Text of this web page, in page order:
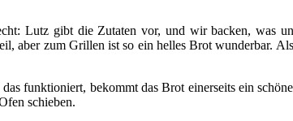
Lutz gibt die Zutaten vor, und wir backen, was
aber zum Grillen ist so ein helles Brot wunderbar.
funktioniert, bekommt das Brot einerseits ein
schieben.